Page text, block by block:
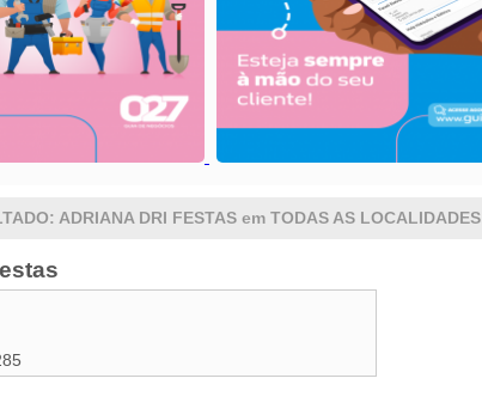
ADRIANA DRI FESTAS em TODAS AS LOCALIDADES